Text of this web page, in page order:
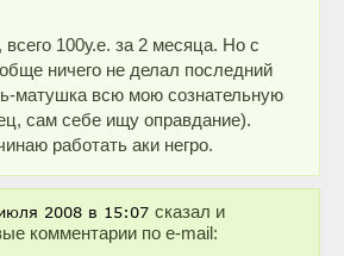
всего 100у.е. за 2 месяца. Но с
ничего не делал последний
матушка всю мою сознательную
сам себе ищу оправдание).
работать аки негро.
сказал и
комментарии по e-mail: